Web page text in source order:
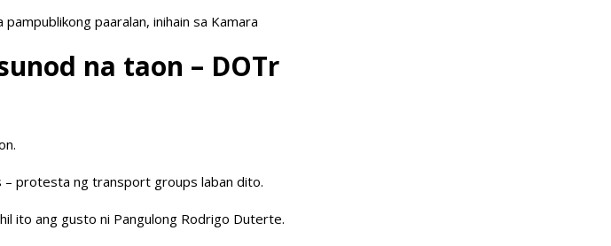
paaralan, inihain sa Kamara
na taon – DOTr
– protesta ng transport groups laban dito.
ito ang gusto ni Pangulong Rodrigo Duterte.